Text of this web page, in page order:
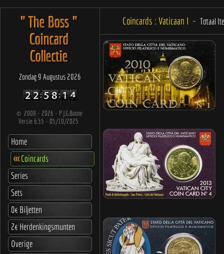
" The Boss "
Coincard
Collectie
Zondag 9 Augustus 2026
© 2008 - 2026 - P.J.G.Boone
Versie 6.55 - 05/10/2025
Home
<<<Coincards
Series
Sets
0€ Biljetten
2€ Herdenkingsmunten
Overige
Coincards : Vaticaan I - Totaal